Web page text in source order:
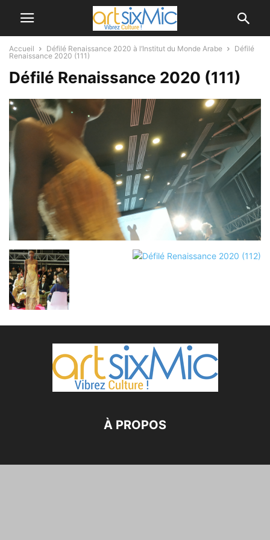
Accueil Défilé Renaissance 2020 à l’Institut du Monde Arabe
Défilé
Renaissance 2020 (111)
Défilé Renaissance 2020 (111)
À PROPOS